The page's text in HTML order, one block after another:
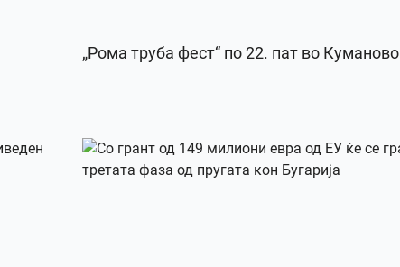
„Рома труба фест“ по 22. пат во Куманово